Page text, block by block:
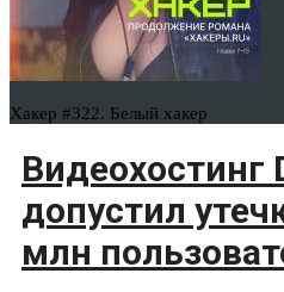
Хакер #322. Белый хакер
Видеохостинг
допустил
млн